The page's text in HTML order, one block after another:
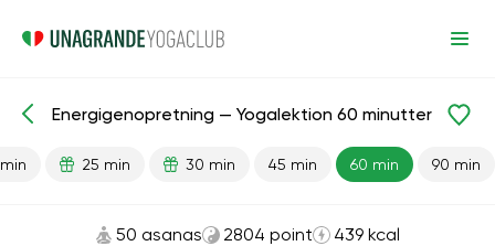
Færdiglavede lektioner Energi
Energigenopretning — Yogalektion 60 minutter
25 min 30 min 45 min 60 min 90 min
50 asanas 2804 point 439 kcal